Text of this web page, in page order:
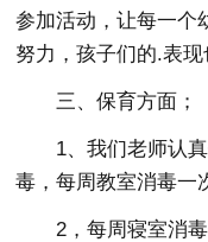
参加活动，让每一个
努力，孩子们的.表现
三、保育方面；
1、我们老师认
毒，每周教室消毒一
2，每周寝室消